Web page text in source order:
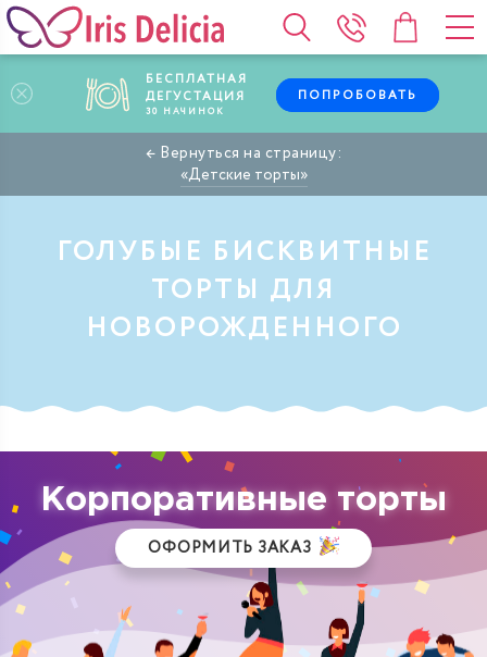
БЕСПЛАТНАЯ
ДЕГУСТАЦИЯ
30 НАЧИНОК
ПОПРОБОВАТЬ
Детские торты
ГОЛУБЫЕ БИСКВИТНЫЕ
ТОРТЫ ДЛЯ
НОВОРОЖДЕННОГО
Корпоративные торты
ОФОРМИТЬ ЗАКАЗ